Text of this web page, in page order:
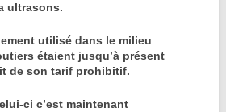
ultrasons.
utilisé dans le milieu
étaient jusqu’à présent
de son tarif prohibitif.
ci c’est maintenant